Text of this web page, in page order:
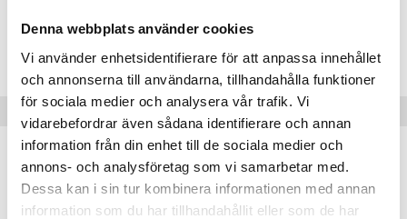
Denna webbplats använder cookies
Vi använder enhetsidentifierare för att anpassa innehållet
och annonserna till användarna, tillhandahålla funktioner
för sociala medier och analysera vår trafik. Vi
vidarebefordrar även sådana identifierare och annan
information från din enhet till de sociala medier och
annons- och analysföretag som vi samarbetar med.
Dessa kan i sin tur kombinera informationen med annan
information som du har tillhandahållit eller som de har
Köp nu!